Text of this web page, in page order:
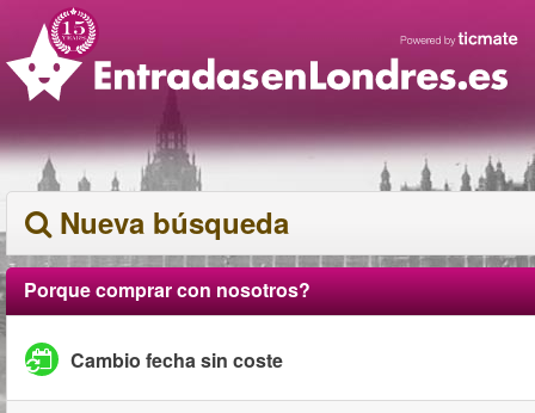
Nueva búsqueda
Porque comprar con nosotros?
Cambio fecha sin coste